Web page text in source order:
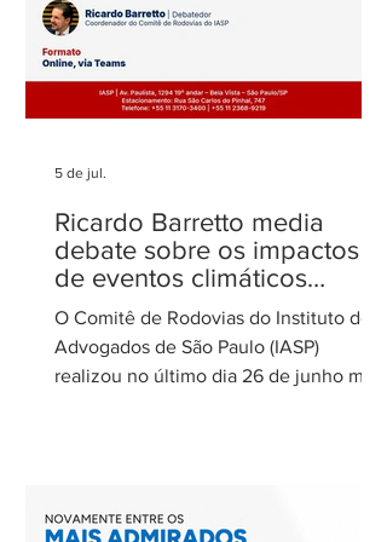
Ricardo Barretto media
debate sobre os impactos
de eventos climáticos
extremos nas concessões
de rodovias
O Comitê de Rodovias do Instituto dos
Advogados de São Paulo (IASP)
realizou no último dia 26 de junho mais
tratamento dos eventos climáticos
5 de jul.